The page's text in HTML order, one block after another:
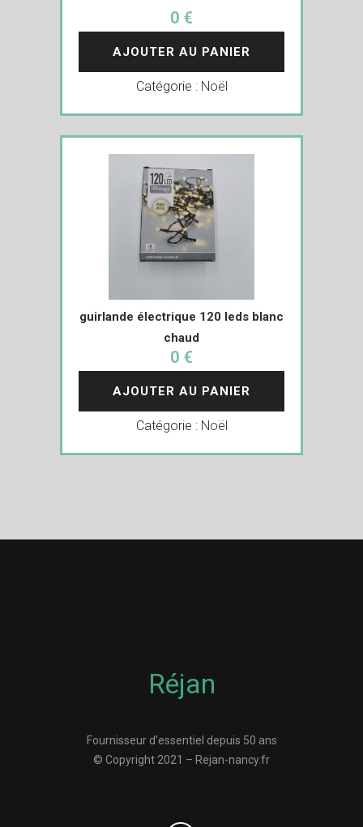
0 €
AJOUTER AU PANIER
Catégorie : Noël
guirlande électrique 120 leds blanc
chaud
0 €
AJOUTER AU PANIER
Catégorie : Noël
Réjan
Fournisseur d’essentiel depuis 50 ans
© Copyright 2021 – Rejan-nancy.fr